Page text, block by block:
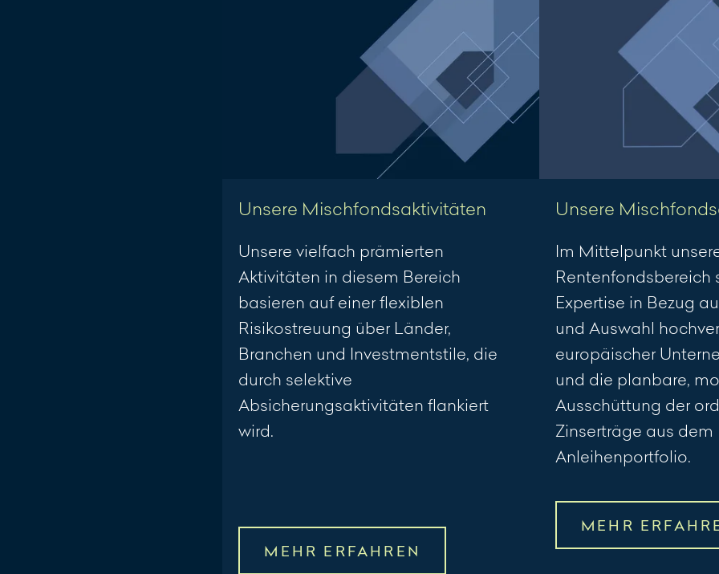
Unsere Mischfondsaktivitäten
Unsere vielfach prämierten
Aktivitäten in diesem Bereich
basieren auf einer flexiblen
Risikostreuung über Länder,
Branchen und Investmentstile, die
durch selektive
Absicherungsaktivitäten flankiert
wird.
MEHR ERFAHREN
Unsere
Im Mittelpunkt
Rentenfondsbereich
Expertise in Bezug
und Auswahl
europäischer
und die planbare,
Ausschüttung der
Zinserträge aus dem
Anleihenportfolio.
MEHR